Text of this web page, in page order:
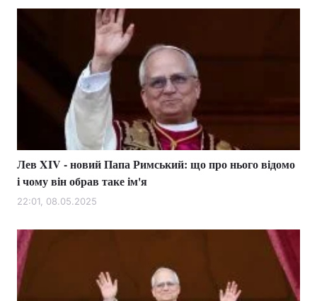
Лев XIV - новий Папа Римський: що про нього відомо
і чому він обрав таке ім'я
22:01, 08.05.2025